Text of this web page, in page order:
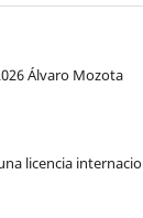
Álvaro Mozota
licencia